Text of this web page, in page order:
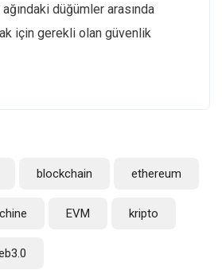
düğümler arasında
için gerekli olan güvenlik
blockchain ethereum
EVM kripto